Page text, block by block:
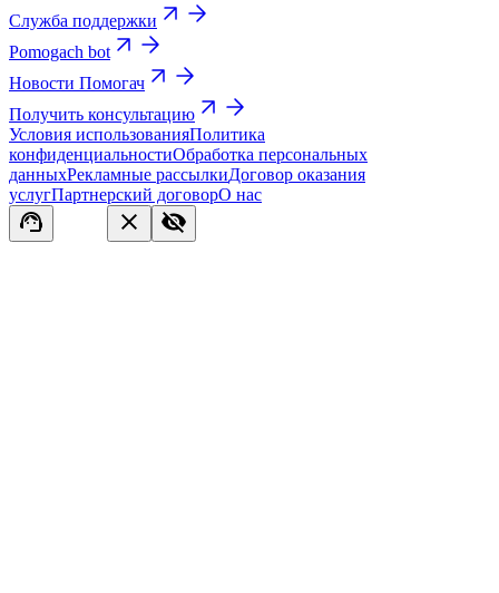
Служба поддержки
Pomogach bot
Новости Помогач
Получить консультацию
Условия использованияПолитика
конфиденциальностиОбработка персональных
данныхРекламные рассылкиДоговор оказания
услугПартнерский договорО нас